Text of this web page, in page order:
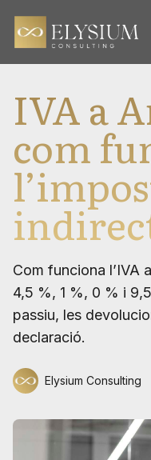
IVA a
com
Com funciona l’IVA
4,5 %, 1 %, 0 % i
passiu, les
declaració.
Elysium Consulting